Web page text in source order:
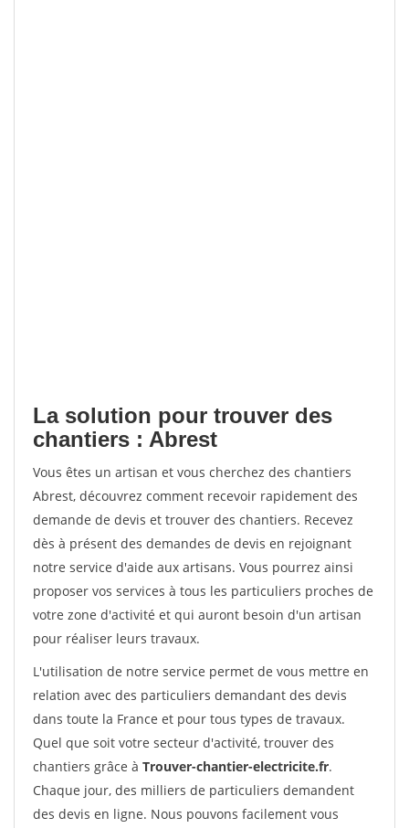
La solution pour trouver des
chantiers : Abrest
Vous êtes un artisan et vous cherchez des chantiers
Abrest, découvrez comment recevoir rapidement des
demande de devis et trouver des chantiers. Recevez
dès à présent des demandes de devis en rejoignant
notre service d'aide aux artisans. Vous pourrez ainsi
proposer vos services à tous les particuliers proches de
votre zone d'activité et qui auront besoin d'un artisan
pour réaliser leurs travaux.
L'utilisation de notre service permet de vous mettre en
relation avec des particuliers demandant des devis
dans toute la France et pour tous types de travaux.
Quel que soit votre secteur d'activité, trouver des
chantiers grâce à Trouver-chantier-electricite.fr.
Chaque jour, des milliers de particuliers demandent
des devis en ligne. Nous pouvons facilement vous